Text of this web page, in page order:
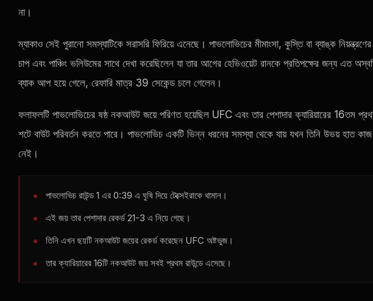
না।
ম্যাকাও সেই পুরানো সমস্যাটিকে সরাসরি ফিরিয়ে এনেছে। পাভলোভিচের মীমাংসা, কুস্তি বা ব্যাঙ্ক
চাপ এবং পাঞ্চিং ভলিউমের সাথে দেখা করেছিলেন যা তার আগের হেভিওয়েট রানকে প্রতিপক্ষের জন্য এত
ব্যাক আপ হয়ে গেলে, রেফারি মাত্র 39 সেকেন্ড চলে গেলেন।
ফলাফলটি পাভলোভিচের ষষ্ঠ নকআউট জয়ে পরিণত হয়েছিল UFC এবং তার পেশাদার ক্যারিয়ারের 16তম
শটে বাউট পরিবর্তন করতে পারে। পাভলোভিচ একটি ভিন্ন ধরনের সমস্যা থেকে যায় যখন তিনি উভয় হাত কাজ
নেই।
পাভলোভিচ রাউন্ড 1 এর 0:39 এ ঘুষি দিয়ে টেক্সেইরাকে থামান।
এই জয় তার পেশাদার রেকর্ড 21-3 এ নিয়ে গেছে।
তিনি এখন ছয়টি নকআউট জয়ের রেকর্ড করেছেন UFC অষ্টভুজ।
তার ক্যারিয়ারের 16টি নকআউট জয় সবই প্রথম রাউন্ডে এসেছে।